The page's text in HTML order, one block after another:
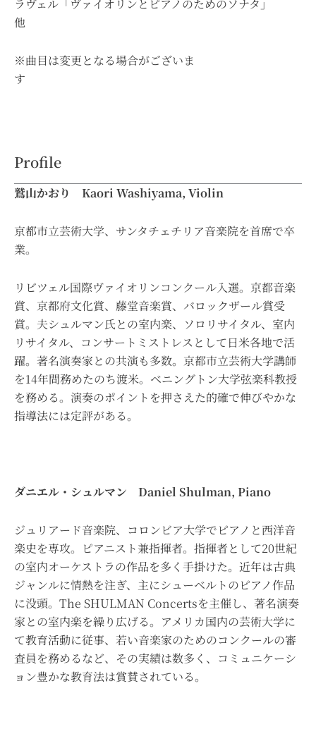
ラヴェル「ヴァイオリンとピアノのためのソナタ」
他
※曲目は変更となる場合がございま
す
Profile
鷲山かおり Kaori Washiyama, Violin
京都市立芸術大学、サンタチェチリア音楽院を首席で卒
業。
リビツェル国際ヴァイオリンコンクール入選。京都音楽
賞、京都府文化賞、藤堂音楽賞、バロックザール賞受
賞。夫シュルマン氏との室内楽、ソロリサイタル、室内
リサイタル、コンサートミストレスとして日米各地で活
躍。著名演奏家との共演も多数。京都市立芸術大学講師
を14年間務めたのち渡米。ベニングトン大学弦楽科教授
を務める。演奏のポイントを押さえた的確で伸びやかな
指導法には定評がある。
ダニエル・シュルマン Daniel Shulman, Piano
ジュリアード音楽院、コロンビア大学でピアノと西洋音
楽史を専攻。ピアニスト兼指揮者。指揮者として20世紀
の室内オーケストラの作品を多く手掛けた。近年は古典
ジャンルに情熱を注ぎ、主にシューベルトのピアノ作品
に没頭。The SHULMAN Concertsを主催し、著名演奏
家との室内楽を繰り広げる。アメリカ国内の芸術大学に
て教育活動に従事、若い音楽家のためのコンクールの審
査員を務めるなど、その実績は数多く、コミュニケーシ
ョン豊かな教育法は賞賛されている。